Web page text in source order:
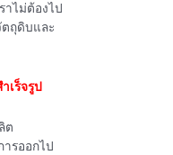
าไม่ต้องไป
ตถุดิบและ
เร็จรูป
ต
ารออกไป